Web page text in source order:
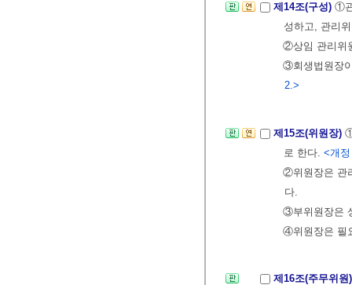
제14조(구성) ①
성하고, 관리
②상임 관리위
③회생법원장
2.>
제15조(위원장)
로 한다. <개
②위원장은 관
다.
③부위원장은
④위원장은 필
제16조(주무위